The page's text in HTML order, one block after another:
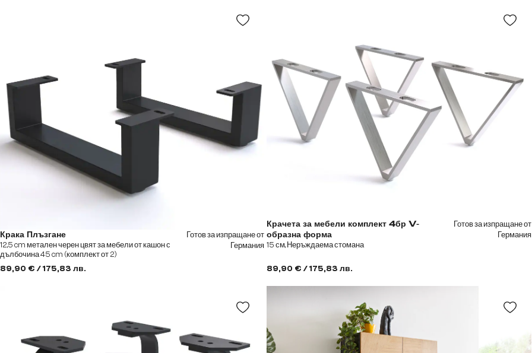
Крака Плъзгане
12,5 cm метален черен цвят за мебели от кашон с
дълбочина 45 cm (комплект от 2)
89,90 € / 175,83 лв.
Готов за изпращане от
Германия
Крачета за мебели комплект 4бр V-
образна форма
15 см, Неръждаема стомана
89,90 € / 175,83 лв.
Готов за изпращане от
Германия